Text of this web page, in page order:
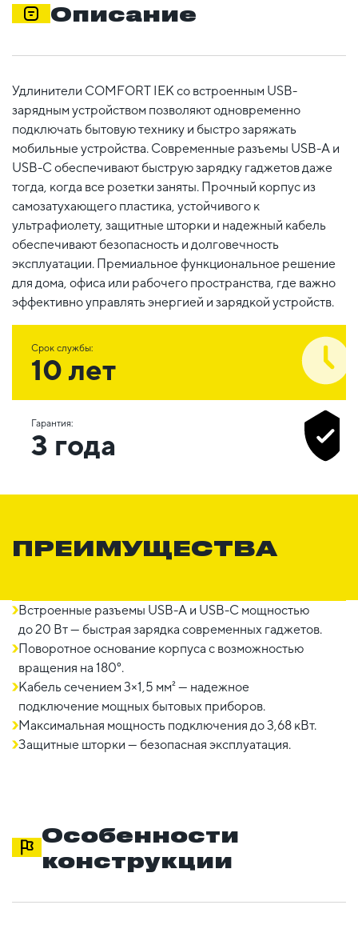
Описание
Удлинители COMFORT IEK со встроенным USB-
зарядным устройством позволяют одновременно
подключать бытовую технику и быстро заряжать
мобильные устройства. Современные разъемы USB-A и
USB-C обеспечивают быструю зарядку гаджетов даже
тогда, когда все розетки заняты. Прочный корпус из
самозатухающего пластика, устойчивого к
ультрафиолету, защитные шторки и надежный кабель
обеспечивают безопасность и долговечность
эксплуатации. Премиальное функциональное решение
для дома, офиса или рабочего пространства, где важно
эффективно управлять энергией и зарядкой устройств.
Срок службы:
10 лет
Гарантия:
3 года
ПРЕИМУЩЕСТВА
Встроенные разъемы USB-A и USB-C мощностью
до 20 Вт — быстрая зарядка современных гаджетов.
Поворотное основание корпуса с возможностью
вращения на 180°.
Кабель сечением 3×1,5 мм² — надежное
подключение мощных бытовых приборов.
Максимальная мощность подключения до 3,68 кВт.
Защитные шторки — безопасная эксплуатация.
Особенности
конструкции